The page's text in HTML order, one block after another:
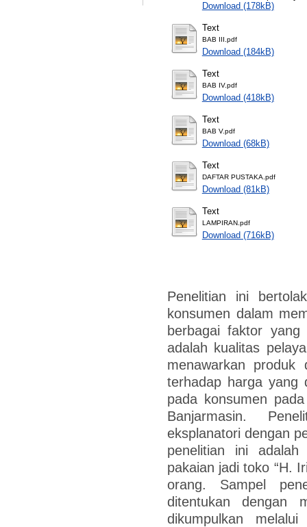
Download (178kB)
Text
BAB III.pdf
Download (184kB)
Text
BAB IV.pdf
Download (418kB)
Text
BAB V.pdf
Download (68kB)
Text
DAFTAR PUSTAKA.pdf
Download (81kB)
Text
LAMPIRAN.pdf
Download (716kB)
Penelitian ini
konsumen dalam
berbagai faktor yang
adalah kualitas
menawarkan
terhadap harga yang
pada konsumen
Banjarmasin.
eksplanatori dengan
penelitian ini
pakaian jadi toko “H.
orang. Sampel
ditentukan dengan
dikumpulkan